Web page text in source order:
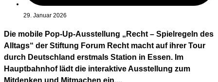
29. Januar 2026
Die mobile Pop-Up-Ausstellung „Recht – Spielregeln des
Alltags“ der Stiftung Forum Recht macht auf ihrer Tour
durch Deutschland erstmals Station in Essen. Im
Hauptbahnhof lädt die interaktive Ausstellung zum